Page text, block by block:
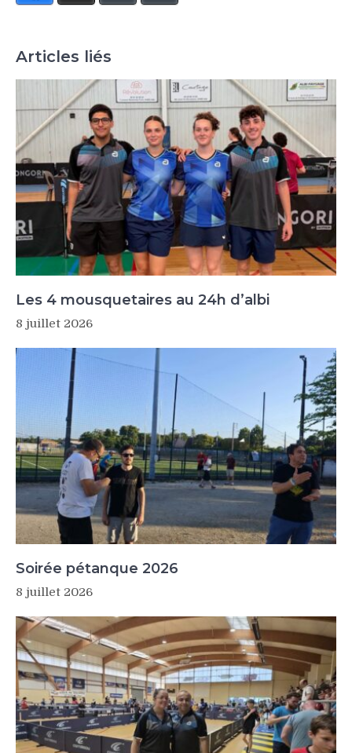
Articles liés
Les 4 mousquetaires au 24h d’albi
8 juillet 2026
Soirée pétanque 2026
8 juillet 2026